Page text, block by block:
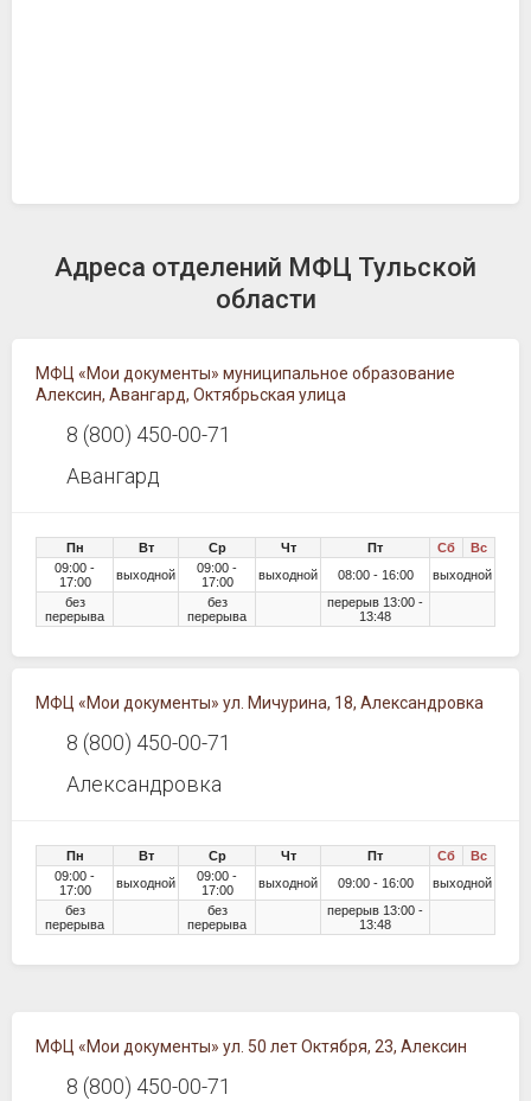
Адреса отделений МФЦ Тульской
области
МФЦ «Мои документы» муниципальное образование
Алексин, Авангард, Октябрьская улица
8 (800) 450-00-71
Авангард
Пн Вт Ср Чт Пт Сб
Вс
09:00 -
17:00
выходной
09:00 -
17:00
выходной 08:00 - 16:00
выходной
без
перерыва
без
перерыва
перерыв 13:00 -
13:48
МФЦ «Мои документы» ул. Мичурина, 18, Александровка
8 (800) 450-00-71
Александровка
Пн Вт Ср Чт Пт Сб
Вс
09:00 -
17:00
выходной
09:00 -
17:00
выходной 09:00 - 16:00
выходной
без
перерыва
без
перерыва
перерыв 13:00 -
13:48
МФЦ «Мои документы» ул. 50 лет Октября, 23, Алексин
8 (800) 450-00-71